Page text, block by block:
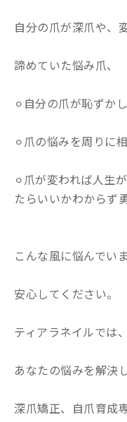
自分の爪が深爪や、
諦めていた悩み爪、
⚪︎自分の爪が恥ずか
⚪︎爪の悩みを周りに
⚪︎爪が変われば人生
たらいいかわからず
こんな風に悩んでい
安心してください。
ティアラネイルでは、
あなたの悩みを解決し
深爪矯正、自爪育成